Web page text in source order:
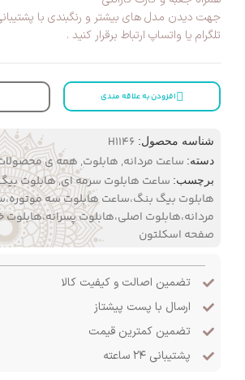
جهت دیدن مدل های بیشتر و رنگبندی با
تلگرام یا واتساپ ارتباط برقرار کنید .
افزودن به علاقه مندی
شناسه محصول: H1146
دسته: ساعت مردانه, هابلوت, همه ی
برچسب: ساعت هابلوت سرمه ای,هابلوت
هابلوت بیگ بنگ،ساعت هابلوت سه
مردانه،هابلوت اصلی،هابلوت
صفحه اسکلتون
تضمین اصالت و کیفیت کالا
ارسال با پست پیشتاز
تضمین کمترین قیمت
پشتیبانی ۲۴ ساعته